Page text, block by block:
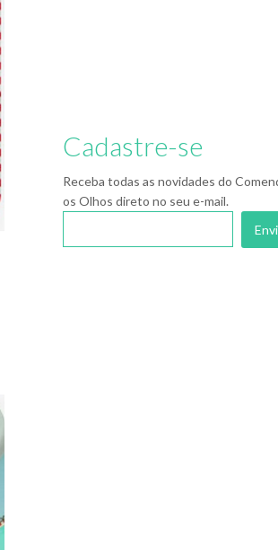
Cadastre-se
Receba todas as novidades do
os Olhos direto no seu e-mail.